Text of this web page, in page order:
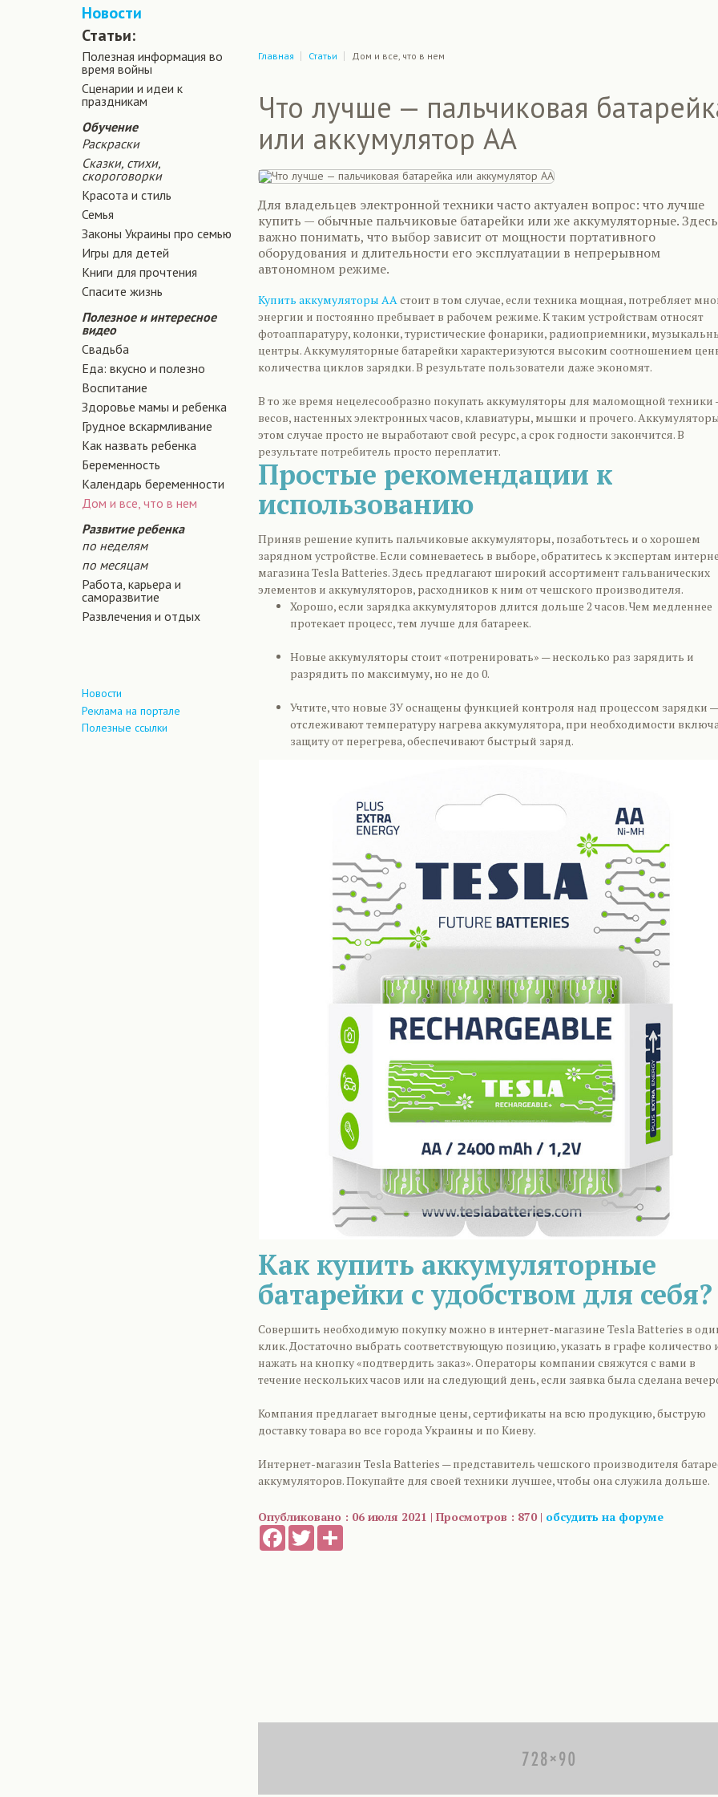
Новости
Статьи:
Полезная информация во
время войны
Сценарии и идеи к
праздникам
Обучение
Раскраски
Сказки, стихи,
скороговорки
Красота и стиль
Семья
Законы Украины про семью
Игры для детей
Книги для прочтения
Спасите жизнь
Полезное и интересное
видео
Свадьба
Еда: вкусно и полезно
Воспитание
Здоровье мамы и ребенка
Грудное вскармливание
Как назвать ребенка
Беременность
Календарь беременности
Дом и все, что в нем
Развитие ребенка
по неделям
по месяцам
Работа, карьера и
саморазвитие
Развлечения и отдых
Новости
Реклама на портале
Полезные ссылки
Главная Статьи Дом и все, что в нем
Что лучше — пальчиковая
или аккумулятор АА
Для владельцев электронной техники часто актуален вопрос: что лучше
купить — обычные пальчиковые батарейки или же аккумуляторные. Здесь
важно понимать, что выбор зависит от мощности портативного
оборудования и длительности его эксплуатации в непрерывном
автономном режиме.
Купить аккумуляторы ААстоит в том случае, если техника мощная, потребляет
энергии и постоянно пребывает в рабочем режиме. К таким устройствам относят
фотоаппаратуру, колонки, туристические фонарики, радиоприемники,
центры. Аккумуляторные батарейки характеризуются высоким соотношением
количества циклов зарядки. В результате пользователи даже экономят.
В то же время нецелесообразно покупать аккумуляторы для маломощной техники
весов, настенных электронных часов, клавиатуры, мышки и прочего.
этом случае просто не выработают свой ресурс, а срок годности закончится. В
результате потребитель просто переплатит.
Простые рекомендации к
использованию
Приняв решение купить пальчиковые аккумуляторы, позаботьтесь и о хорошем
зарядном устройстве. Если сомневаетесь в выборе, обратитесь к экспертам
магазина Tesla Batteries. Здесь предлагают широкий ассортимент гальванических
элементов и аккумуляторов, расходников к ним от чешского производителя.
Хорошо, если зарядка аккумуляторов длится дольше 2 часов. Чем медленнее
протекает процесс, тем лучше для батареек.
Новые аккумуляторы стоит «потренировать» — несколько раз зарядить и
разрядить по максимуму, но не до 0.
Учтите, что новые ЗУ оснащены функцией контроля над процессом зарядки —
отслеживают температуру нагрева аккумулятора, при необходимости
защиту от перегрева, обеспечивают быстрый заряд.
Как купить аккумуляторные
батарейки с удобством для себя?
Совершить необходимую покупку можно в интернет-магазине Tesla Batteries в
клик. Достаточно выбрать соответствующую позицию, указать в графе количество
нажать на кнопку «подтвердить заказ». Операторы компании свяжутся с вами в
течение нескольких часов или на следующий день, если заявка была сделана
Компания предлагает выгодные цены, сертификаты на всю продукцию, быструю
доставку товара во все города Украины и по Киеву.
Интернет-магазин Tesla Batteries — представитель чешского производителя
аккумуляторов. Покупайте для своей техники лучшее, чтобы она служила дольше.
Опубликовано : 06 июля 2021 | Просмотров : 870 | обсудить на форуме
FacebookTwitter